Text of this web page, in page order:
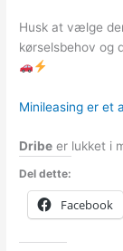
Husk at vælge
kørselsbehov og
Minileasing er et
Dribe er lukket i
Del dette:
Facebook